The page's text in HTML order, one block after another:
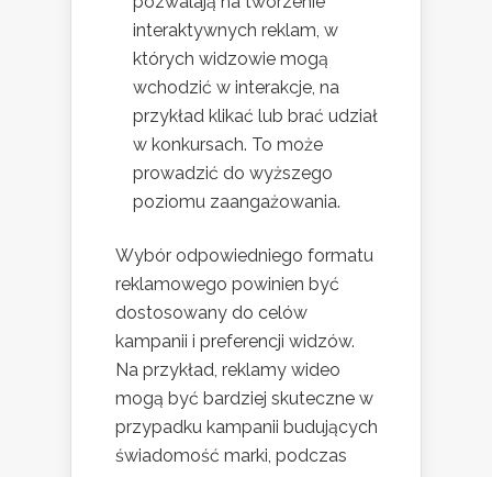
interaktywnych reklam, w
których widzowie mogą
wchodzić w interakcje, na
przykład klikać lub brać udział
w konkursach. To może
prowadzić do wyższego
poziomu zaangażowania.
Wybór odpowiedniego formatu
reklamowego powinien być
dostosowany do celów
kampanii i preferencji widzów.
Na przykład, reklamy wideo
mogą być bardziej skuteczne w
przypadku kampanii budujących
świadomość marki, podczas